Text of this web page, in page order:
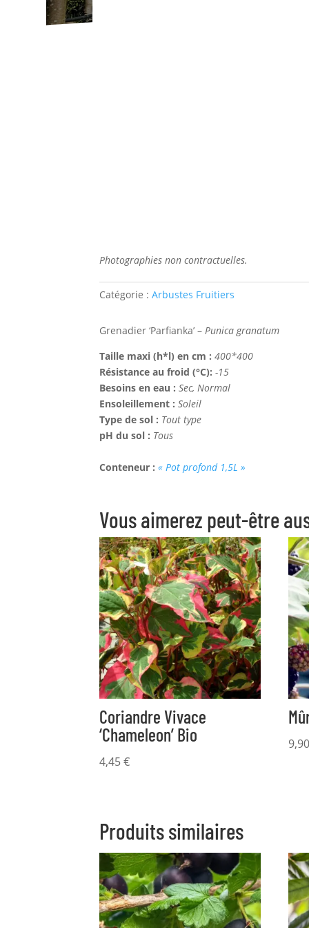
Photographies non contractuelles.
Catégorie :Arbustes Fruitiers
Grenadier ‘Parfianka’ –Punica granatum
Taille maxi (h*l) en cm :400*400
Résistance au froid (°C):-15
Besoins en eau :Sec, Normal
Ensoleillement :Soleil
Type de sol : Tout type
pH du sol : Tous
Conteneur :« Pot profond 1,5L »
Vous aimerez peut-être
Coriandre Vivace
‘Chameleon’ Bio
4,45€
Produits similaires